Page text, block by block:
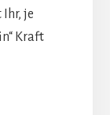
je
Kraft